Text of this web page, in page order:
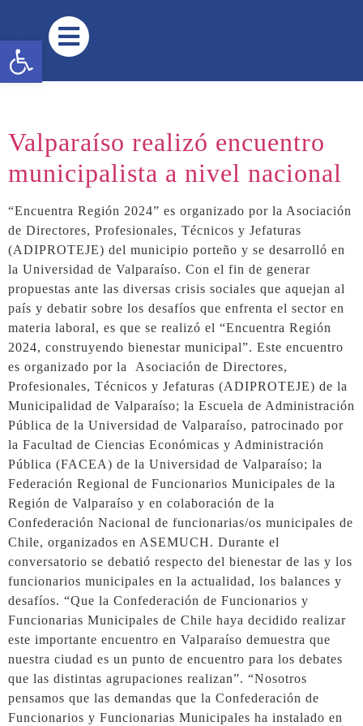
Abrir barra de herramientas
Valparaíso realizó encuentro
municipalista a nivel nacional
“Encuentra Región 2024” es organizado por la Asociación
de Directores, Profesionales, Técnicos y Jefaturas
(ADIPROTEJE) del municipio porteño y se desarrolló en
la Universidad de Valparaíso. Con el fin de generar
propuestas ante las diversas crisis sociales que aquejan al
país y debatir sobre los desafíos que enfrenta el sector en
materia laboral, es que se realizó el “Encuentra Región
2024, construyendo bienestar municipal”. Este encuentro
es organizado por la Asociación de Directores,
Profesionales, Técnicos y Jefaturas (ADIPROTEJE) de la
Municipalidad de Valparaíso; la Escuela de Administración
Pública de la Universidad de Valparaíso, patrocinado por
la Facultad de Ciencias Económicas y Administración
Pública (FACEA) de la Universidad de Valparaíso; la
Federación Regional de Funcionarios Municipales de la
Región de Valparaíso y en colaboración de la
Confederación Nacional de funcionarias/os municipales de
Chile, organizados en ASEMUCH. Durante el
conversatorio se debatió respecto del bienestar de las y los
funcionarios municipales en la actualidad, los balances y
desafíos. “Que la Confederación de Funcionarios y
Funcionarias Municipales de Chile haya decidido realizar
este importante encuentro en Valparaíso demuestra que
nuestra ciudad es un punto de encuentro para los debates
que las distintas agrupaciones realizan”. “Nosotros
pensamos que las demandas que la Confederación de
Funcionarios y Funcionarias Municipales ha instalado en